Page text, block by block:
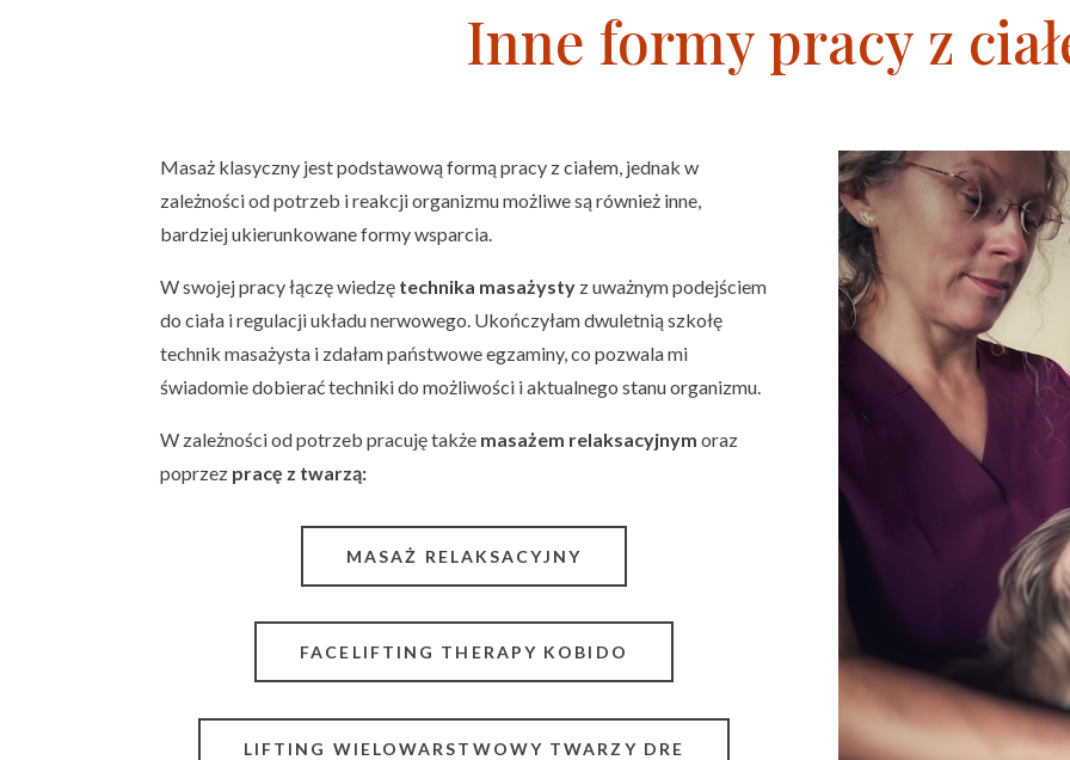
Inne formy pracy z
Masaż klasyczny jest podstawową formą pracy z ciałem, jednak w
zależności od potrzeb i reakcji organizmu możliwe są również inne,
bardziej ukierunkowane formy wsparcia.
W swojej pracy łączę wiedzę technika masażysty z uważnym podejściem
do ciała i regulacji układu nerwowego. Ukończyłam dwuletnią szkołę
technik masażysta i zdałam państwowe egzaminy, co pozwala mi
świadomie dobierać techniki do możliwości i aktualnego stanu organizmu.
W zależności od potrzeb pracuję także masażem relaksacyjnym oraz
poprzez pracę z twarzą:
MASAŻ RELAKSACYJNY
FACELIFTING THERAPY KOBIDO
LIFTING WIELOWARSTWOWY TWARZY DRE